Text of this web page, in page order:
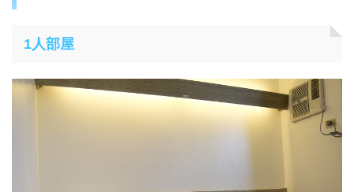
1人部屋